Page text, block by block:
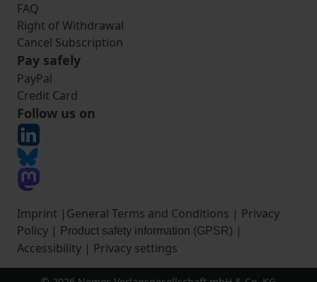
FAQ
Right of Withdrawal
Cancel Subscription
Pay safely
PayPal
Credit Card
Follow us on
Imprint | General Terms and Conditions | Privacy
Policy | Product safety information (GPSR) |
Accessibility | Privacy settings